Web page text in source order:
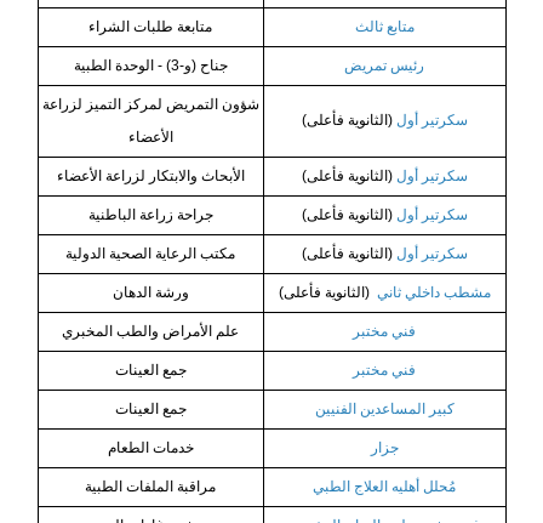
متابع ثالث متابعة طلبات الشراء
رئيس تمريض جناح (و-3) - الوحدة الطبية
سكرتير أول (الثانوية فأعلى)
شؤون التمريض لمركز التميز لزراعة
الأعضاء
سكرتير أول (الثانوية فأعلى) الأبحاث والابتكار لزراعة الأعضاء
سكرتير أول (الثانوية فأعلى) جراحة زراعة الباطنية
سكرتير أول (الثانوية فأعلى) مكتب الرعاية الصحية الدولية
مشطب داخلي ثاني (الثانوية فأعلى) ورشة الدهان
فني مختبر علم الأمراض والطب المخبري
فني مختبر جمع العينات
كبير المساعدين الفنيين جمع العينات
جزار خدمات الطعام
مُحلل أهليه العلاج الطبي مراقبة الملفات الطبية